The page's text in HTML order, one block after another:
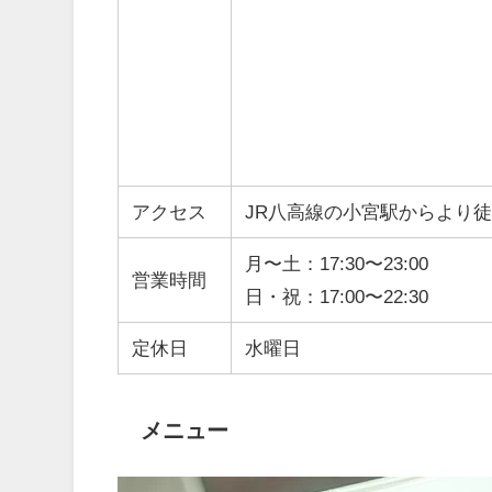
アクセス JR八高線の小宮駅からより
営業時間
月〜土：17:30〜23:00
日・祝：17:00〜22:30
定休日 水曜日
メニュー